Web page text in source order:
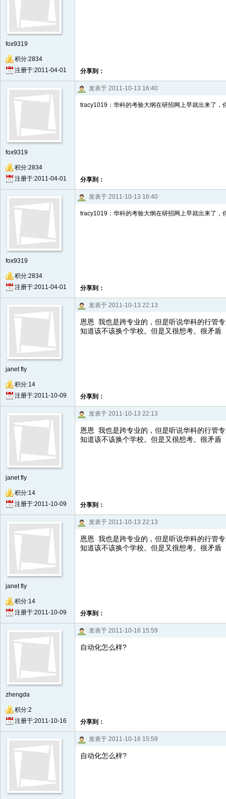
fox9319
积分:2834
注册于:2011-04-01
分享到：
fox9319
积分:2834
注册于:2011-04-01
发表于 2011-10-13 16:40
tracy1019：华科的考验大纲在研招网上早就出来了，
分享到：
fox9319
积分:2834
注册于:2011-04-01
发表于 2011-10-13 16:40
tracy1019：华科的考验大纲在研招网上早就出来了，
分享到：
janet fly
积分:14
注册于:2011-10-09
发表于 2011-10-13 22:13
恩恩 我也是跨专业的，但是听说华科的行管
知道该不该换个学校。但是又很想考。很矛
分享到：
janet fly
积分:14
注册于:2011-10-09
发表于 2011-10-13 22:13
恩恩 我也是跨专业的，但是听说华科的行管
知道该不该换个学校。但是又很想考。很矛
分享到：
janet fly
积分:14
注册于:2011-10-09
发表于 2011-10-13 22:13
恩恩 我也是跨专业的，但是听说华科的行管
知道该不该换个学校。但是又很想考。很矛
分享到：
zhengda
积分:2
注册于:2011-10-16
发表于 2011-10-16 15:59
自动化怎么样?
分享到：
发表于 2011-10-16 15:59
自动化怎么样?